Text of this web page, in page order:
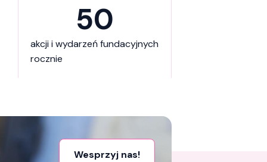
akcji i wydarzeń fundacyjnych
rocznie
50
Wesprzyj nas!